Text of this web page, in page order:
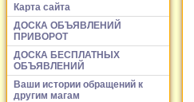
Карта сайта
ДОСКА ОБЪЯВЛЕНИЙ
ПРИВОРОТ
ДОСКА БЕСПЛАТНЫХ
ОБЪЯВЛЕНИЙ
Ваши истории обращений к
другим магам